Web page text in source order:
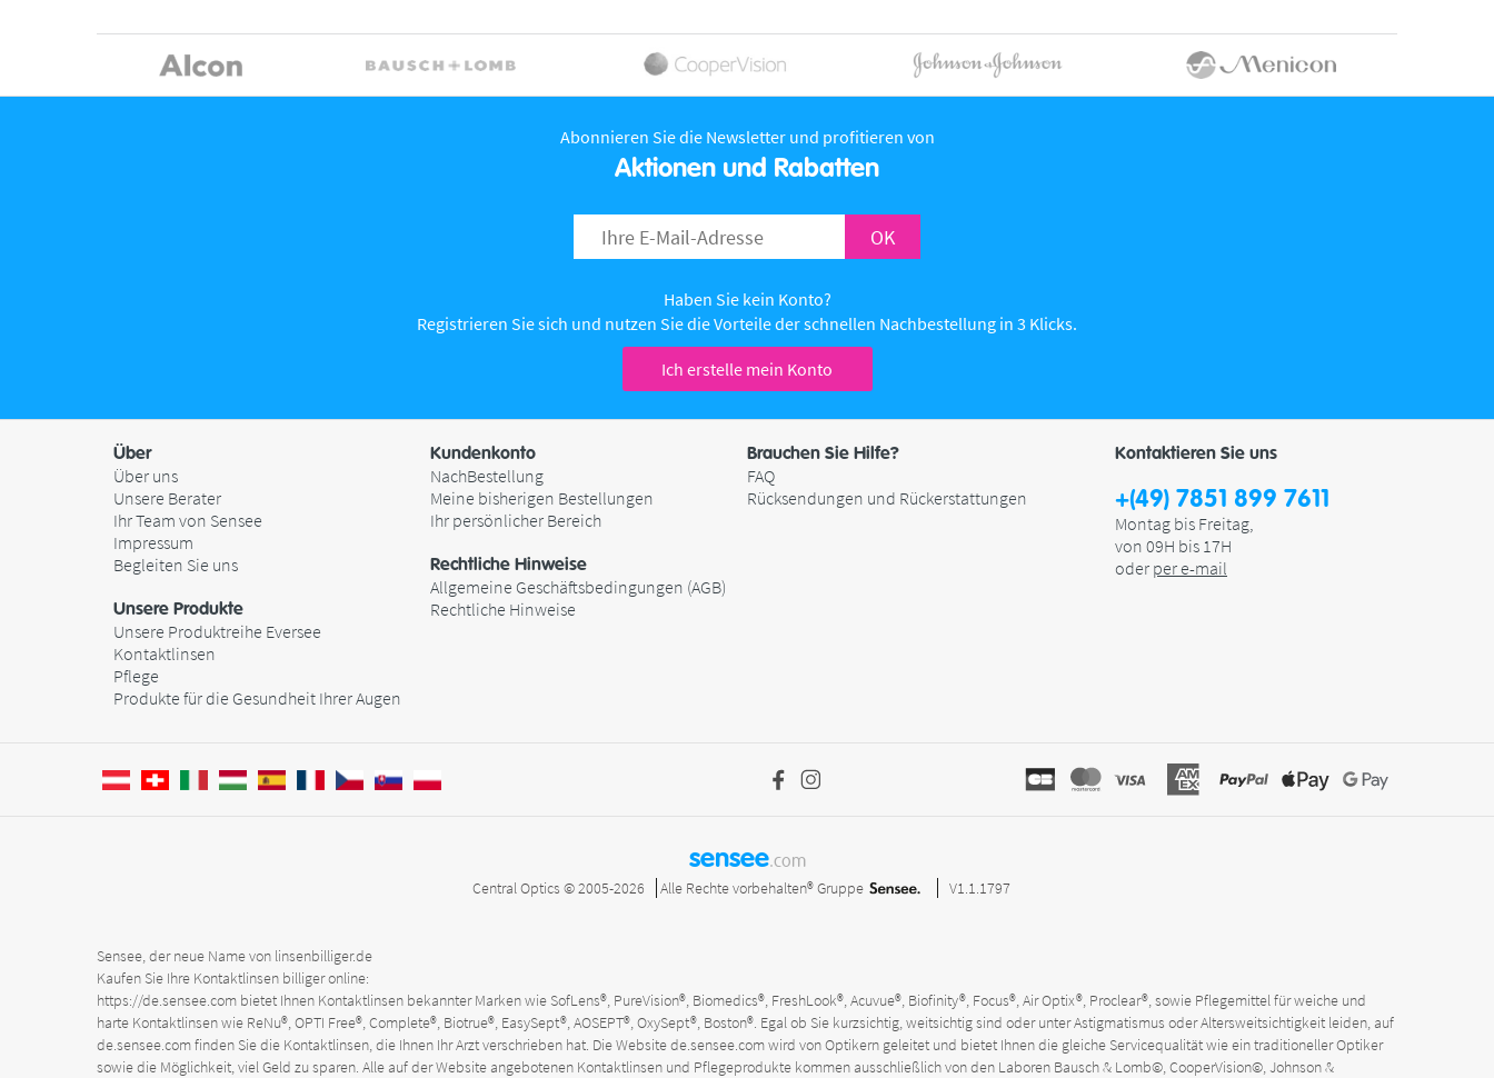
Abonnieren Sie die Newsletter und profitieren von
Aktionen und Rabatten
OK
Haben Sie kein Konto?
Registrieren Sie sich und nutzen Sie die Vorteile der schnellen Nachbestellung in 3 Klicks.
Ich erstelle mein Konto
Über
Über uns
Unsere Berater
Ihr Team von Sensee
Impressum
Begleiten Sie uns
Unsere Produkte
Unsere Produktreihe Eversee
Kontaktlinsen
Pflege
Produkte für die Gesundheit Ihrer Augen
Kundenkonto
NachBestellung
Meine bisherigen Bestellungen
Ihr persönlicher Bereich
Rechtliche Hinweise
Allgemeine Geschäftsbedingungen (AGB)
Rechtliche Hinweise
Brauchen Sie Hilfe?
FAQ
Rücksendungen und Rückerstattungen
Kontaktieren Sie uns
+(49) 7851 899 7611
Montag bis Freitag,
von 09H bis 17H
oder per e-mail
sensee.com
Central Optics © 2005-2026 Alle Rechte vorbehalten®Gruppe V1.1.1797
Sensee, der neue Name von linsenbilliger.de
Kaufen Sie Ihre Kontaktlinsen billiger online:
https://de.sensee.com bietet Ihnen Kontaktlinsen bekannter Marken wie SofLens®, PureVision®, Biomedics®, FreshLook®, Acuvue®, Biofinity®, Focus®, Air Optix®, Proclear®, sowie Pflegemittel für weiche und
harte Kontaktlinsen wie ReNu®, OPTI Free®, Complete®, Biotrue®, EasySept®, AOSEPT®, OxySept®, Boston®. Egal ob Sie kurzsichtig, weitsichtig sind oder unter Astigmatismus oder Altersweitsichtigkeit leiden, auf
de.sensee.comfinden Sie die Kontaktlinsen, die Ihnen Ihr Arzt verschrieben hat. Die Websitede.sensee.comwird von Optikern geleitet und bietet Ihnen die gleiche Servicequalität wie ein traditioneller Optiker
sowie die Möglichkeit, viel Geld zu sparen. Alle auf der Website angebotenen Kontaktlinsen und Pflegeprodukte kommen ausschließlich von den Laboren Bausch & Lomb©, CooperVision©, Johnson &